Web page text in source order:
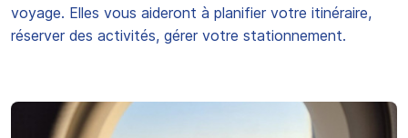
voyage. Elles vous aideront à planifier votre itinéraire,
réserver des activités, gérer votre stationnement.